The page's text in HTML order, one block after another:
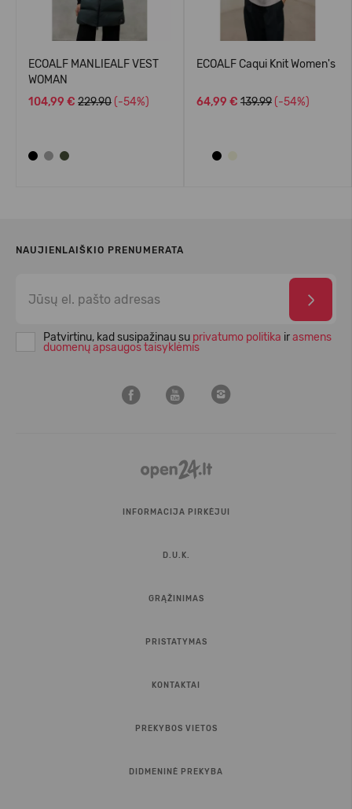
ECOALF MANLIEALF VEST
WOMAN
104,99 € 229.90 (-54%)
ECOALF Caqui Knit Women's
64,99 € 139.99 (-54%)
NAUJIENLAIŠKIO PRENUMERATA
Patvirtinu, kad susipažinau su privatumo politika irasmens
duomenų apsaugos taisyklėmis
INFORMACIJA PIRKĖJUI
D.U.K.
GRĄŽINIMAS
PRISTATYMAS
KONTAKTAI
PREKYBOS VIETOS
DIDMENINĖ PREKYBA